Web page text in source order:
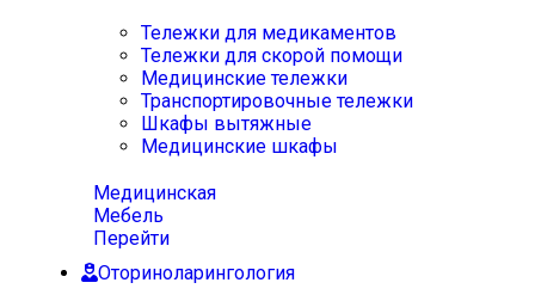
Тележки для медикаментов
Тележки для скорой помощи
Медицинские тележки
Транспортировочные тележки
Шкафы вытяжные
Медицинские шкафы
Медицинская
Мебель
Перейти
Оториноларингология